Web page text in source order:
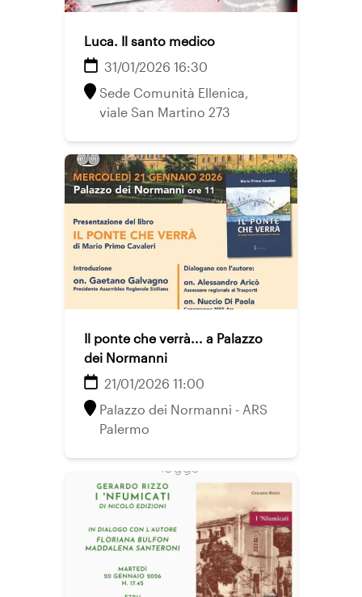
Luca. Il santo medico
31/01/2026 16:30
Sede Comunità Ellenica,
viale San Martino 273
Il ponte che verrà... a Palazzo
dei Normanni
21/01/2026 11:00
Palazzo dei Normanni - ARS
Palermo